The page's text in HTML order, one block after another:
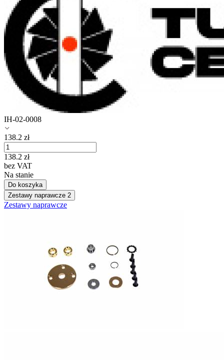
IH-02-0008
138.2 zł
138.2 zł
bez VAT
Na stanie
Do koszyka
Zestawy naprawcze 2
Zestawy naprawcze